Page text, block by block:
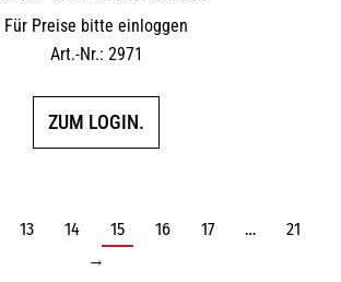
Für Preise bitte einloggen
Art.-Nr.: 2971
ZUM LOGIN.
13 14 15 16 17 …
21
→